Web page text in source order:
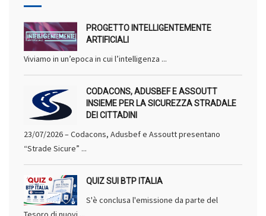
PROGETTO INTELLIGENTEMENTE
ARTIFICIALI
Viviamo in un’epoca in cui l’intelligenza ...
CODACONS, ADUSBEF E ASSOUTT
INSIEME PER LA SICUREZZA STRADALE
DEI CITTADINI
23/07/2026 – Codacons, Adusbef e Assoutt presentano
“Strade Sicure” ...
QUIZ SUI BTP ITALIA
S'è conclusa l'emissione da parte del